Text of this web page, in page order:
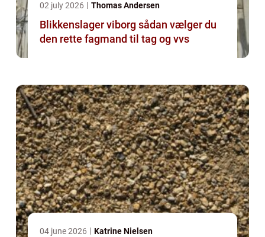
02 july 2026 Thomas Andersen
Blikkenslager viborg sådan vælger du
den rette fagmand til tag og vvs
04 june 2026 Katrine Nielsen